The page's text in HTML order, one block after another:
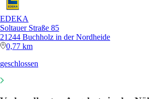
EDEKA
Soltauer Straße 85
21244 Buchholz in der Nordheide
0,77 km
geschlossen